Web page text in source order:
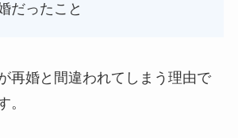
だったこと
再婚と間違われてしまう理由で
。